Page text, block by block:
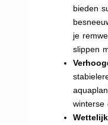
bieden
je
slippen
winterse